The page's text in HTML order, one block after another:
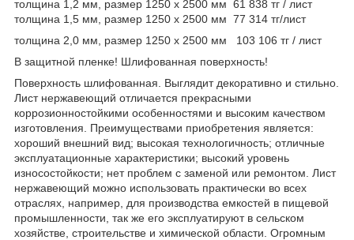
толщина 1,2 мм, размер 1250 х 2500 мм 61 838 тг / лист
толщина 1,5 мм, размер 1250 х 2500 мм 77 314 тг/лист
толщина 2,0 мм, размер 1250 х 2500 мм 103 106 тг / лист
В защитной пленке! Шлифованная поверхность!
Поверхность шлифованная. Выглядит декоративно и стильно.
Лист нержавеющий отличается прекрасными
коррозионностойкими особенностями и высоким качеством
изготовления. Преимуществами приобретения является:
хороший внешний вид; высокая технологичность; отличные
эксплуатационные характеристики; высокий уровень
износостойкости; нет проблем с заменой или ремонтом. Лист
нержавеющий можно использовать практически во всех
отраслях, например, для производства емкостей в пищевой
промышленности, так же его эксплуатируют в сельском
хозяйстве, строительстве и химической области. Огромным